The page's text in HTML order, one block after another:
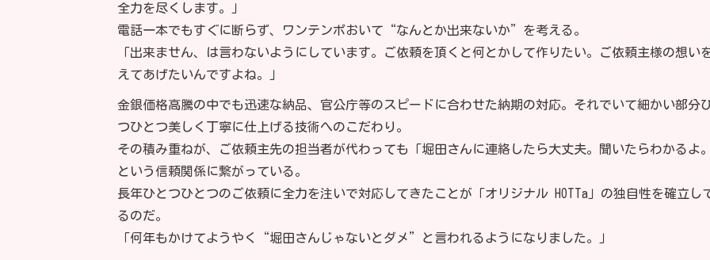
全力を尽くします。」
電話一本でもすぐに断らず、ワンテンポおいて“なんとか出来ないか”を考える。
「出来ません、は言わないようにしています。ご依頼を頂くと何とかして作りたい。ご依頼主様の想い
えてあげたいんですよね。」
金銀価格高騰の中でも迅速な納品、官公庁等のスピードに合わせた納期の対応。それでいて細かい部分
つひとつ美しく丁寧に仕上げる技術へのこだわり。
その積み重ねが、ご依頼主先の担当者が代わっても「堀田さんに連絡したら大丈夫。聞いたらわかるよ。
という信頼関係に繋がっている。
長年ひとつひとつのご依頼に全力を注いで対応してきたことが「オリジナル HOTTa」の独自性を確立し
るのだ。
「何年もかけてようやく“堀田さんじゃないとダメ”と言われるようになりました。」